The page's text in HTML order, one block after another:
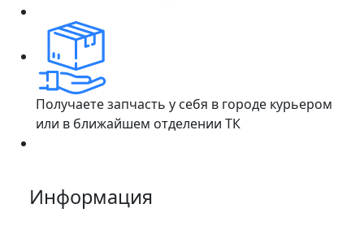
Получаете запчасть у себя в городе курьером
или в ближайшем отделении ТК
Информация